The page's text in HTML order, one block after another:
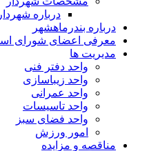
درباره شهردار
درباره بندرماهشهر
معرفی اعضای شورای
مدیریت ها
واحد دفتر فنی
واحد زیباسازی
واحد عمرانی
واحد تاسیسات
واحد فضای سبز
امور ورزش
مناقصه و مزایده